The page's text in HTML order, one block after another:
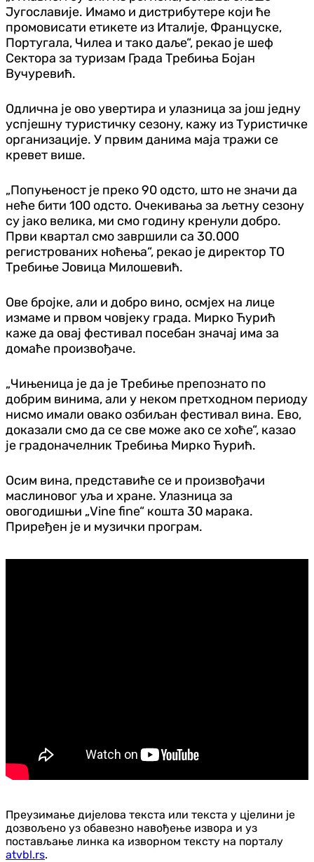
Југославије. Имамо и дистрибутере који ће
промовисати етикете из Италије, Француске,
Португала, Чилеа и тако даље“, рекао је шеф
Сектора за туризам Града Требиња Бојан
Вучуревић.
Одлична је ово увертира и улазница за још једну
успјешну туристичку сезону, кажу из Туристичке
организације. У првим данима маја тражи се
кревет више.
„Попуњеност је преко 90 одсто, што не значи да
неће бити 100 одсто. Очекивања за љетну сезону
су јако велика, ми смо годину кренули добро.
Први квартал смо завршили са 30.000
регистрованих ноћења“, рекао је директор ТО
Требиње Јовица Милошевић.
Ове бројке, али и добро вино, осмјех на лице
измаме и првом човјеку града. Мирко Ћурић
каже да овај фестивал посебан значај има за
домаће произвођаче.
„Чињеница је да је Требиње препознато по
добрим винима, али у неком претходном периоду
нисмо имали овако озбиљан фестивал вина. Ево,
доказали смо да се све може ако се хоће“, казао
је градоначелник Требиња Мирко Ћурић.
Осим вина, представиће се и произвођачи
маслиновог уља и хране. Улазница за
овогодишњи „Vine fine“ кошта 30 марака.
Приређен је и музички програм.
Преузимање дијелова текста или текста у цјелини је
дозвољено уз обавезно навођење извора и уз
постављање линка ка изворном тексту на порталу
atvbl.rs.